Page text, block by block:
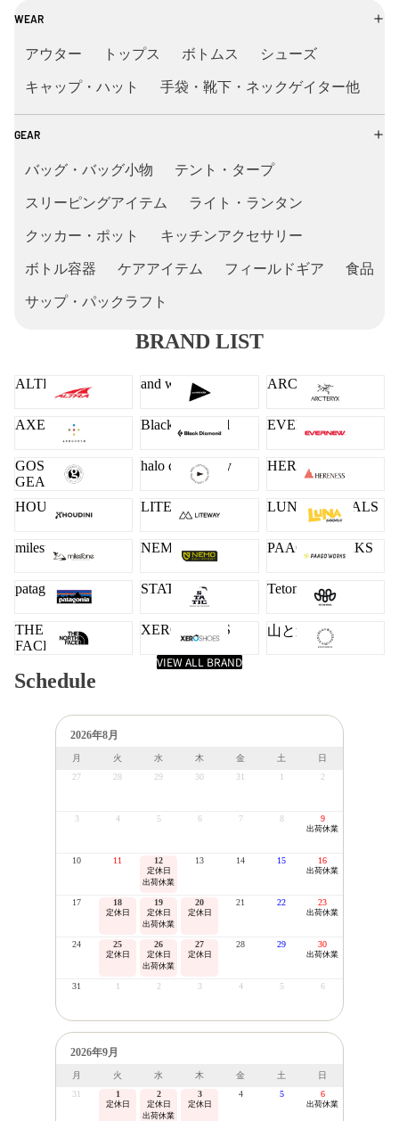
WEAR
アウター トップス ボトムス シューズ
キャップ・ハット 手袋・靴下・ネックゲイター他
GEAR
バッグ・バッグ小物 テント・タープ
スリーピングアイテム ライト・ランタン
クッカー・ポット キッチンアクセサリー
ボトル容器 ケアアイテム フィールドギア 食品
サップ・パックラフト
BRAND LIST
ALTRA and wander ARC'TERYX
AXESQUIN Black Diamond EVERNEW
GOSSAMER
GEAR
halo commodity HERENESS
HOUDINI LITEWAY LUNA SANDALS
milestone NEMO PAAGO WORKS
patagonia STATIC Teton Bros.
THE NORTH
FACE
XERO SHOES 山と道
VIEW ALL BRAND
Schedule
2026年8月
月 火 水 木 金 土
日
27
28 29 30 31 1 2
3 4 5 6 7 8 9
出荷休業
10 11 12
定休日
出荷休業
13 14 15 16
出荷休業
17 18
定休日
19
定休日
出荷休業
20
定休日
21 22 23
出荷休業
24 25
定休日
26
定休日
出荷休業
27
定休日
28 29 30
出荷休業
31 1 2 3 4 5 6
2026年9月
月 火 水 木 金 土
日
31
1
定休日
2
定休日
出荷休業
3
定休日
4 5 6
出荷休業